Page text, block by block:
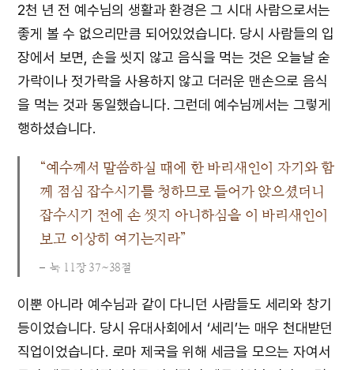
2천 년 전 예수님의 생활과 환경은 그 시대 사람으로서는
좋게 볼 수 없으리만큼 되어있었습니다. 당시 사람들의 입
장에서 보면, 손을 씻지 않고 음식을 먹는 것은 오늘날 숟
가락이나 젓가락을 사용하지 않고 더러운 맨손으로 음식
을 먹는 것과 동일했습니다. 그런데 예수님께서는 그렇게
행하셨습니다.
“예수께서 말씀하실 때에 한 바리새인이 자기와 함
께 점심 잡수시기를 청하므로 들어가 앉으셨더니
잡수시기 전에 손 씻지 아니하심을 이 바리새인이
보고 이상히 여기는지라”
눅 11장 37~38절
이뿐 아니라 예수님과 같이 다니던 사람들도 세리와 창기
등이었습니다. 당시 유대사회에서 ‘세리’는 매우 천대받던
직업이었습니다. 로마 제국을 위해 세금을 모으는 자여서